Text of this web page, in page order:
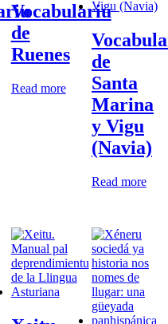
Vocabulariu
de
Ruenes
Read more
de
Santa
Marina
y Vigu
(Navia)
Read more